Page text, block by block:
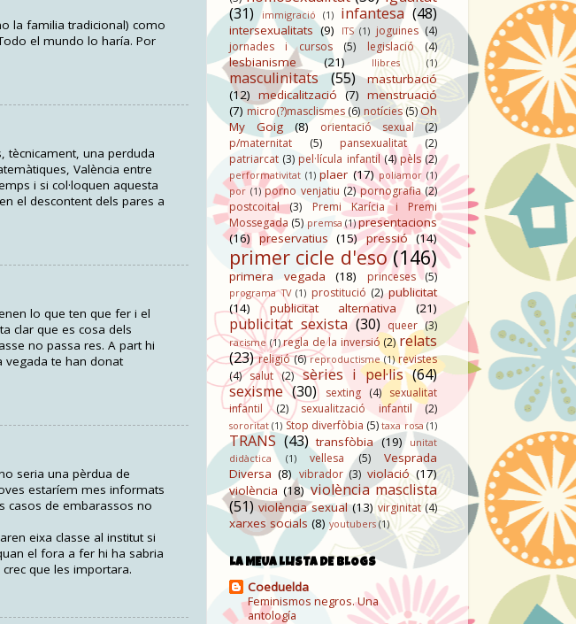
la familia tradicional) como
el mundo lo haría. Por
tècnicament, una perduda
València entre
i si col·loquen aquesta
el descontent dels pares a
lo que ten que fer i el
clar que es cosa dels
no passa res. A part hi
vegada te han donat
seria una pèrdua de
estaríem mes informats
casos de embarassos no
eixa classe al institut si
el fora a fer hi ha sabria
que les importara.
(31)
immigració (1) infantesa (48)
intersexualitats (9) ITS (1) joguines (4)
jornades i cursos
(5) legislació (4)
lesbianisme (21) llibres (1)
masculinitats (55)
masturbació
(12) medicalització (7) menstruació
(7) micro(?)masclismes (6) notícies(5)Oh
My Goig
(8) orientació sexual
(2)
p/maternitat
(5) pansexualitat
(2)
patriarcat (3) pel·lícula infantil (4) pèls (2)
performativitat (1) plaer (17) poliamor (1)
por (1) porno venjatiu (2) pornografia (2)
postcoital
(3)
Premi Karícia i Premi
Mossegada (5) premsa (1) presentacions
(16) preservatius (15) pressió (14)
primer cicle d'eso (146)
primera vegada (18) princeses (5)
programa TV (1) prostitució (2) publicitat
(14)
publicitat alternativa (21)
publicitat sexista (30) queer (3)
racisme (1) regla de la inversió (2) relats
(23) religió (6) reproductisme (1) revistes
(4) salut (2) sèries i pel·lis (64)
sexisme (30) sexting (4) sexualitat
infantil
(2) sexualització infantil (2)
sororitat (1) Stop diverfòbia (5) taxa rosa (1)
TRANS (43) transfòbia (19)
unitat
didàctica
(1) vellesa (5)
Vesprada
Diversa (8) vibrador (3) violació (17)
violència (18) violència masclista
(51) violència sexual (13) virginitat (4)
xarxes socials (8) youtubers (1)
LA MEUA LLISTA DE BLOGS
Coeduelda
Feminismos negros. Una
antología